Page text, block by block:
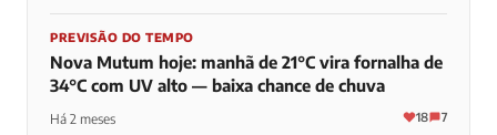
PREVISÃO DO TEMPO
Nova Mutum hoje: manhã de 21°C vira fornalha de
34°C com UV alto — baixa chance de chuva
Há 2 meses 18 7